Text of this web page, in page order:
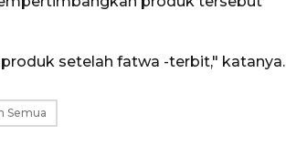
setelah fatwa -terbit," katanya.
Semua